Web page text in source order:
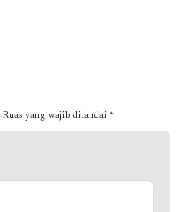
Ruas yang wajib ditandai *